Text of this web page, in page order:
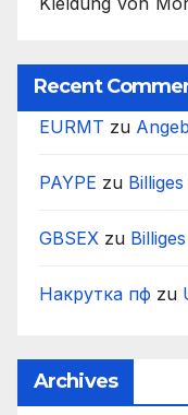
Recent
EURMT zu
PAYPE zu
GBSEX zu
Накрутка пф zu
Archives